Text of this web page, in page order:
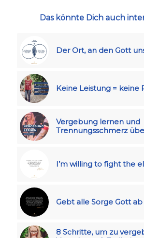
Das könnte Dich auch
Der Ort, an den Gott
Keine Leistung = keine
Vergebung lernen und
Trennungsschmerz
I’m willing to fight the
Gebt alle Sorge Gott ab
8 Schritte, um zu